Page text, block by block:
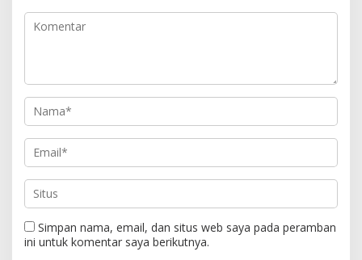
Simpan nama, email, dan situs web saya pada peramban
ini untuk komentar saya berikutnya.